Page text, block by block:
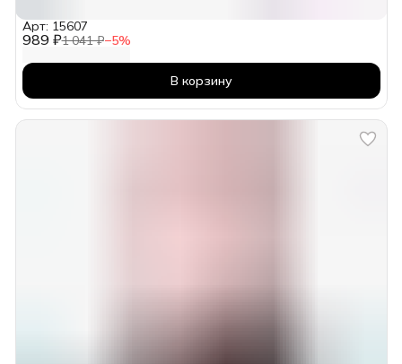
989 ₽1 041 ₽−5%
Арт: 15607
В корзину